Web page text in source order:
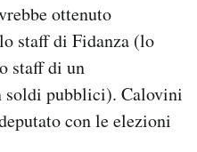
ottenuto
staff di Fidanza (lo
staff di un
soldi pubblici). Calovini
con le elezioni